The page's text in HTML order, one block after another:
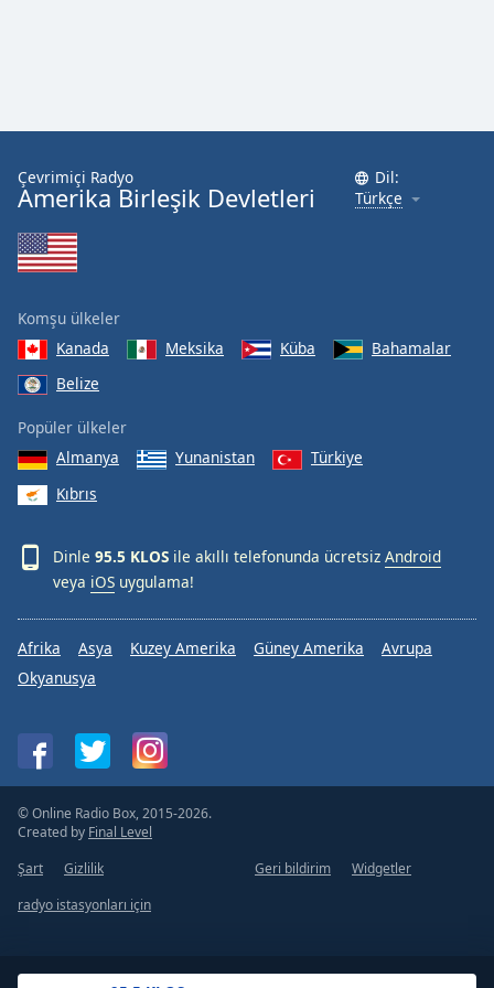
Çevrimiçi Radyo
Amerika Birleşik Devletleri
Dil:
Türkçe
Komşu ülkeler
Kanada
Meksika Küba
Bahamalar
Belize
Popüler ülkeler
Almanya
Yunanistan
Türkiye
Kıbrıs
Dinle 95.5 KLOS ile akıllı telefonunda ücretsiz Android
veya iOS uygulama!
Afrika Asya Kuzey Amerika Güney Amerika
Avrupa
Okyanusya
© Online Radio Box, 2015-2026.
Created by Final Level
Şart
Gizlilik Geri bildirim
Widgetler
radyo istasyonları için